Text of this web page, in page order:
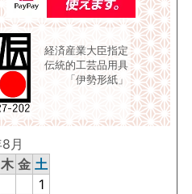
経済産業大臣指定
伝統的工芸品用具
「伊勢形紙」
月
木 金 土
1